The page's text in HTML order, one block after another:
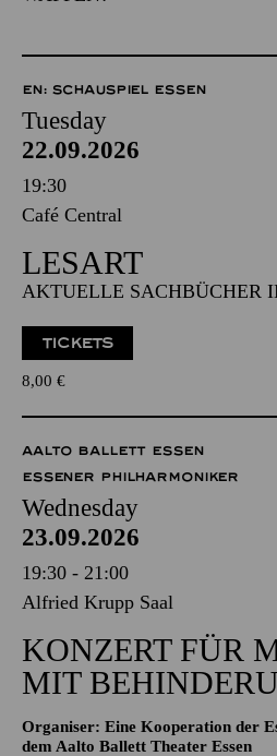
EN: SCHAUSPIEL ESSEN
Tuesday
22.09.2026
19:30
Café Central
LESART
AKTUELLE SACHBÜCHER
TICKETS
8,00 €
AALTO BALLETT ESSEN
ESSENER PHILHARMONIKER
Wednesday
23.09.2026
19:30 - 21:00
Alfried Krupp Saal
KONZERT FÜR
MIT
Organiser: Eine Kooperation der
dem Aalto Ballett Theater Essen